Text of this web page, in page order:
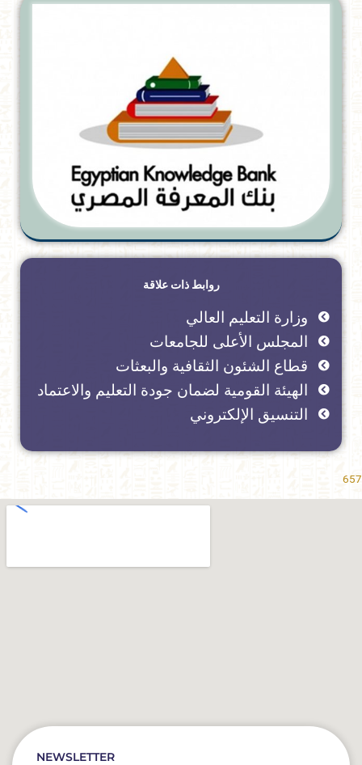
روابط ذات علاقة
وزارة التعليم العالي
المجلس الأعلى للجامعات
قطاع الشئون الثقافية والبعثات
الهيئة القومية لضمان جودة التعليم والاعتماد
التنسيق الإلكتروني
657
NEWSLETTER